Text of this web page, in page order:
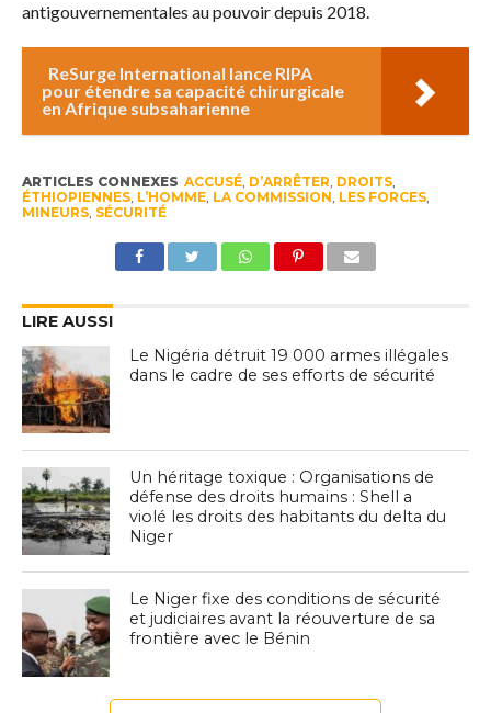
antigouvernementales au pouvoir depuis 2018.
ReSurge International lance RIPA
pour étendre sa capacité chirurgicale
en Afrique subsaharienne
ARTICLES CONNEXES ACCUSÉ, D’ARRÊTER, DROITS,
ÉTHIOPIENNES, L’HOMME, LA COMMISSION, LES FORCES,
MINEURS, SÉCURITÉ
LIRE AUSSI
Le Nigéria détruit 19 000 armes illégales
dans le cadre de ses efforts de sécurité
Un héritage toxique : Organisations de
défense des droits humains : Shell a
violé les droits des habitants du delta du
Niger
Le Niger fixe des conditions de sécurité
et judiciaires avant la réouverture de sa
frontière avec le Bénin